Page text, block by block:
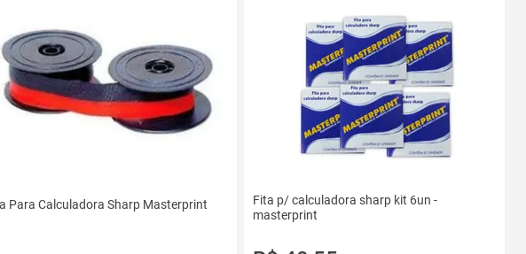
Para Calculadora Sharp Masterprint
Fita p/ calculadora sharp kit 6un -
masterprint